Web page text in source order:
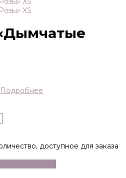
Подробнее
доступное для заказа